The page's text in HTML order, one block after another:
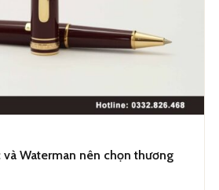
Waterman nên chọn thương